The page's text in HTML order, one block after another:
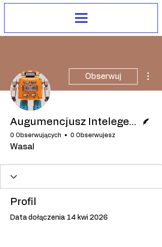
Obserwuj
Augumencjusz Intelegentny Inaczej
0 Obserwujących 0 Obserwujesz
Wasal
Profil
Data dołączenia 14 kwi 2026